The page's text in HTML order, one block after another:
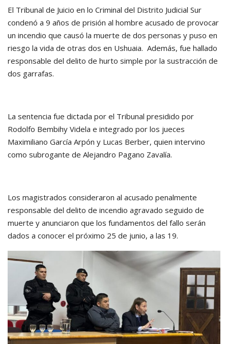
El Tribunal de Juicio en lo Criminal del Distrito Judicial Sur
condenó a 9 años de prisión al hombre acusado de provocar
un incendio que causó la muerte de dos personas y puso en
riesgo la vida de otras dos en Ushuaia. Además, fue hallado
responsable del delito de hurto simple por la sustracción de
dos garrafas.
La sentencia fue dictada por el Tribunal presidido por
Rodolfo Bembihy Videla e integrado por los jueces
Maximiliano García Arpón y Lucas Berber, quien intervino
como subrogante de Alejandro Pagano Zavalía.
Los magistrados consideraron al acusado penalmente
responsable del delito de incendio agravado seguido de
muerte y anunciaron que los fundamentos del fallo serán
dados a conocer el próximo 25 de junio, a las 19.